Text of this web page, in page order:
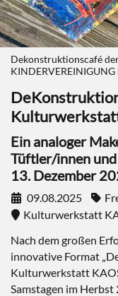
Dekonstruktionscafé
KINDERVEREINIGUNG
Ein analoger
Tüftler/innen
13. Dezember
09.08.2025
Kulturwerkstatt
Nach dem großen
innovative Format
Kulturwerkstatt
Samstagen im